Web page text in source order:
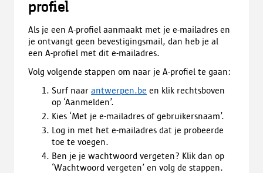
profiel
Als je een A-profiel aanmaakt met je e-mailadres en
je ontvangt geen bevestigingsmail, dan heb je al
een A-profiel met dit e-mailadres.
Volg volgende stappen om naar je A-profiel te gaan:
Surf naar antwerpen.be en klik rechtsboven
op ‘Aanmelden’.
Kies ‘Met je e-mailadres of gebruikersnaam’.
Log in met het e-mailadres dat je probeerde
toe te voegen.
Ben je je wachtwoord vergeten? Klik dan op
‘Wachtwoord vergeten’ en volg de stappen.